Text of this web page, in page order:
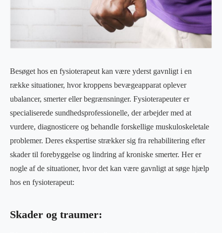
Besøget hos en fysioterapeut kan være yderst gavnligt i en
række situationer, hvor kroppens bevægeapparat oplever
ubalancer, smerter eller begrænsninger. Fysioterapeuter er
specialiserede sundhedsprofessionelle, der arbejder med at
vurdere, diagnosticere og behandle forskellige muskuloskeletale
problemer. Deres ekspertise strækker sig fra rehabilitering efter
skader til forebyggelse og lindring af kroniske smerter. Her er
nogle af de situationer, hvor det kan være gavnligt at søge hjælp
hos en fysioterapeut:
Skader og traumer: